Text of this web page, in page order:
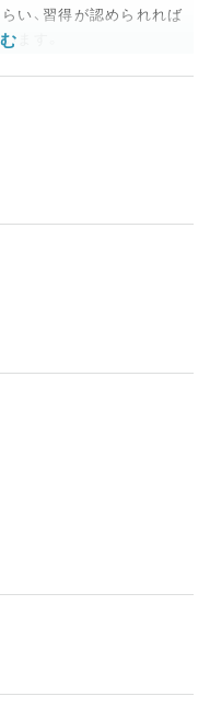
い、習得が認められれば
ます。
品開発も挑戦可能。スタ
数並ぶお店へと成長を続